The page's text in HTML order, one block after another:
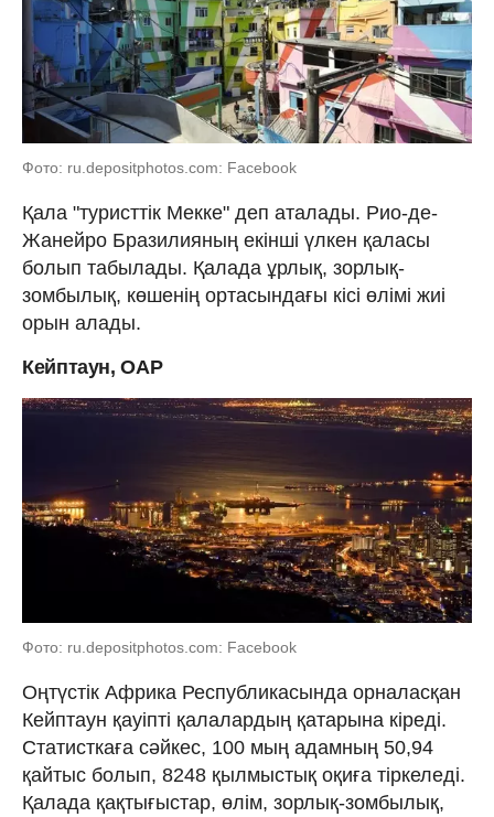
Фото: ru.depositphotos.com: Facebook
Қала "туристтік Мекке" деп аталады. Рио-де-
Жанейро Бразилияның екінші үлкен қаласы
болып табылады. Қалада ұрлық, зорлық-
зомбылық, көшенің ортасындағы кісі өлімі жиі
орын алады.
Кейптаун, ОАР
Фото: ru.depositphotos.com: Facebook
Оңтүстік Африка Республикасында орналасқан
Кейптаун қауіпті қалалардың қатарына кіреді.
Статисткаға сәйкес, 100 мың адамның 50,94
қайтыс болып, 8248 қылмыстық оқиға тіркеледі.
Қалада қақтығыстар, өлім, зорлық-зомбылық,